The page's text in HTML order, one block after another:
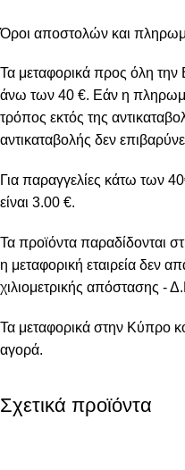
Όροι αποστολών και
Τα μεταφορικά προς όλη την
άνω των 40 €. Εάν η
τρόπος εκτός της
αντικαταβολής δεν
Για παραγγελίες κάτω των
είναι 3.00 €.
Τα προϊόντα παραδίδονται
η μεταφορική εταιρεία δεν
χιλιομετρικής απόστασης -
Τα μεταφορικά στην Κύπρο
αγορά.
Σχετικά προϊόντα